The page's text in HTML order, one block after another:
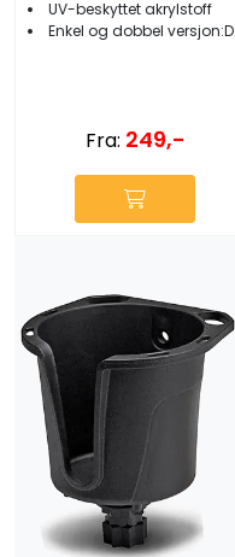
UV-beskyttet akrylstoff
Enkel og dobbel versjon:Dobbel: grå/Enkel: blå
Fra: 249,-